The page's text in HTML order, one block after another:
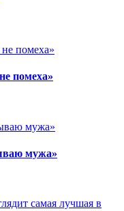
помеха»
мужа»